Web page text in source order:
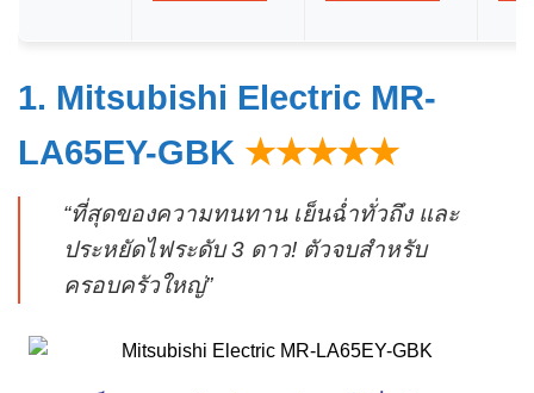
1. Mitsubishi Electric MR-
LA65EY-GBK ★★★★★
“ที่สุดของความทนทาน เย็นฉ่ำทั่วถึง และ
ประหยัดไฟระดับ 3 ดาว! ตัวจบสำหรับ
ครอบครัวใหญ่”